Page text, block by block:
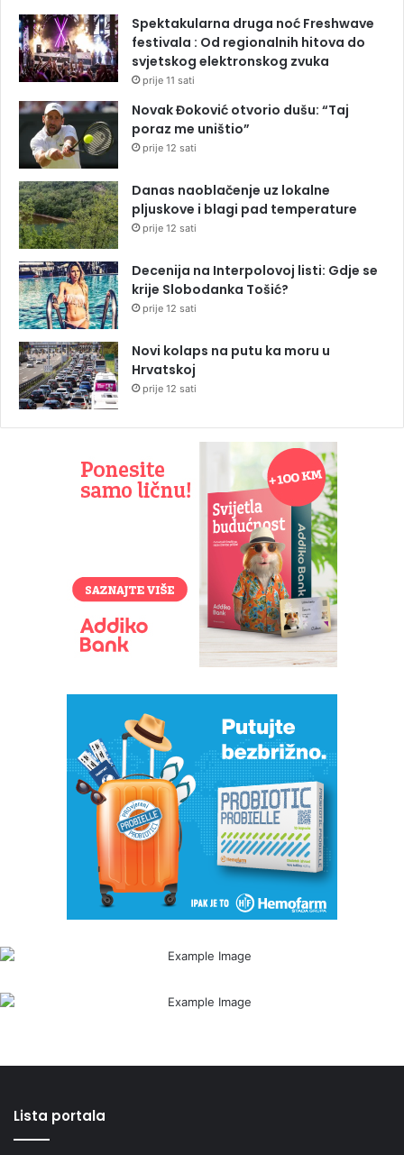
Spektakularna druga noć Freshwave
festivala : Od regionalnih hitova do
svjetskog elektronskog zvuka
prije 11 sati
Novak Đoković otvorio dušu: “Taj
poraz me uništio”
prije 12 sati
Danas naoblačenje uz lokalne
pljuskove i blagi pad temperature
prije 12 sati
Decenija na Interpolovoj listi: Gdje se
krije Slobodanka Tošić?
prije 12 sati
Novi kolaps na putu ka moru u
Hrvatskoj
prije 12 sati
Lista portala